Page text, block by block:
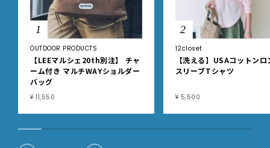
1
OUTDOOR PRODUCTS
【LEEマルシェ20th別注】 チャ
ーム付き マルチWAYショルダー
バッグ
¥ 11,550
2
12closet
【洗える】USAコットンロ
スリーブTシャツ
¥ 5,500